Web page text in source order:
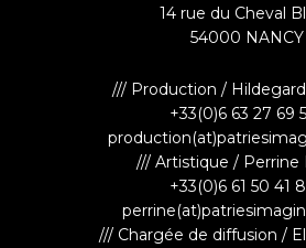
14 rue du Cheval
54000 NANCY
/// Production /
+33(0)6 63 27 69
/// Artistique / Perrine
+33(0)6 61 50 41
/// Chargée de diffusion /